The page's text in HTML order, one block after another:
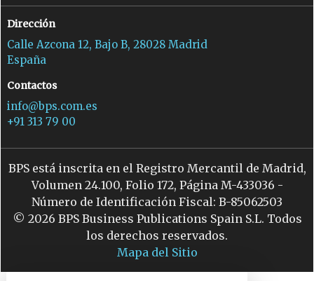
Dirección
Calle Azcona 12, Bajo B, 28028 Madrid
España
Contactos
info@bps.com.es
+91 313 79 00
BPS está inscrita en el Registro Mercantil de Madrid,
Volumen 24.100, Folio 172, Página M-433036 -
Número de Identificación Fiscal: B-85062503
© 2026 BPS Business Publications Spain S.L. Todos
los derechos reservados.
Mapa del Sitio